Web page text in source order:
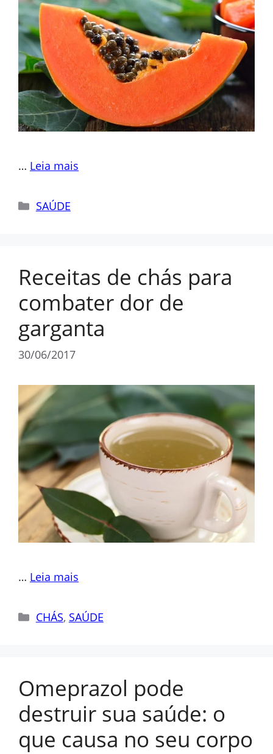
… Leia mais
Categorias
SAÚDE
Receitas de chás para
combater dor de
garganta
30/06/2017
… Leia mais
Categorias
CHÁS, SAÚDE
Omeprazol pode
destruir sua saúde: o
que causa no seu corpo